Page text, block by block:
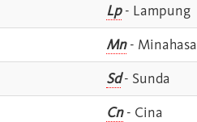
Lp- Lampung
Mn- Minahasa
Sd- Sunda
Cn- Cina